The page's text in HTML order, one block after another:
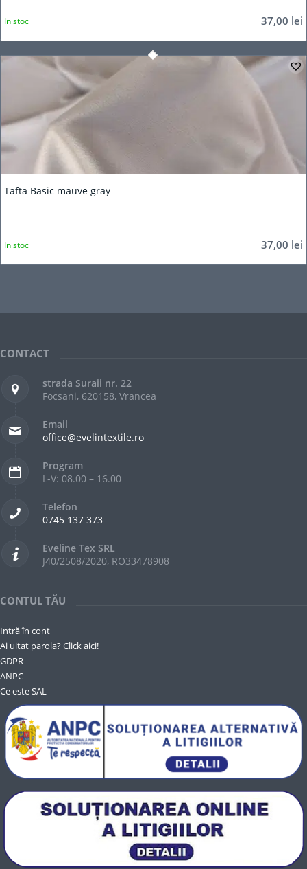
37,00 lei
In stoc
Tafta Basic mauve gray
37,00 lei
In stoc
CONTACT
strada Suraii nr. 22
Focsani, 620158, Vrancea
Email
office@evelintextile.ro
Program
L-V: 08.00 – 16.00
Telefon
0745 137 373
Eveline Tex SRL
J40/2508/2020, RO33478908
CONTUL TĂU
Intră în cont
Ai uitat parola? Click aici!
GDPR
ANPC
Ce este SAL